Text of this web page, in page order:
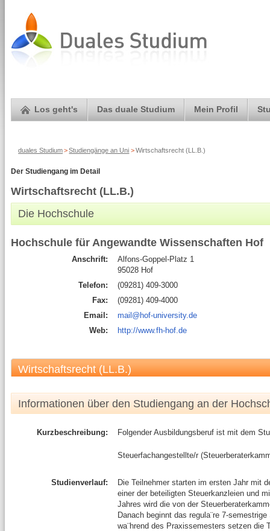
Los geht's Das duale Studium Mein Profil
duales Studium> Studiengänge an Uni >Wirtschaftsrecht (LL.B.)
Der Studiengang im Detail
Wirtschaftsrecht (LL.B.)
Die Hochschule
Hochschule für Angewandte Wissenschaften Hof
Anschrift:
Alfons-Goppel-Platz 1
95028 Hof
Telefon:
(09281) 409-3000
Fax:
(09281) 409-4000
Email:
mail@hof-university.de
Web:
http://www.fh-hof.de
Wirtschaftsrecht (LL.B.)
Informationen über den Studiengang an der
Kurzbeschreibung: Folgender Ausbildungsberuf ist mit dem
Steuerfachangestellte/r
Studienverlauf:
Die Teilnehmer starten im ersten Jahr mit
einer der beteiligten Steuerkanzleien und
Jahres wird die von der
Danach beginnt das regula¨re 7-
wa¨hrend des Praxissemesters setzen die